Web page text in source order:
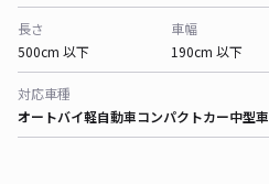
長さ
500cm 以下
車幅
190cm 以下
対応車種
オートバイ軽自動車コンパクトカー中型車